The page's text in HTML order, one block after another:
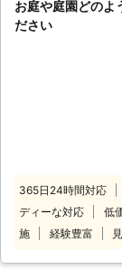
お庭や庭園どのよ
ださい
365日24時間対応
ディーな対応
低
施
経験豊富